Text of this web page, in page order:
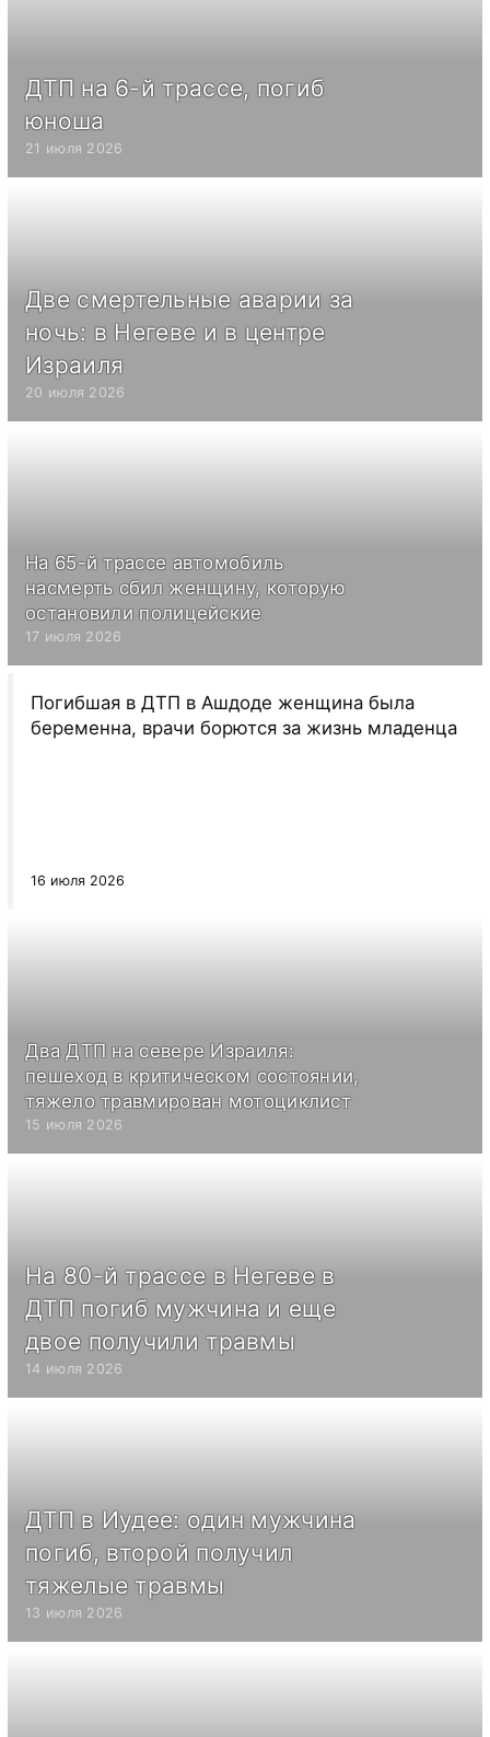
ДТП на 6-й трассе, погиб
юноша
21 июля 2026
Две смертельные аварии за
ночь: в Негеве и в центре
Израиля
20 июля 2026
На 65-й трассе автомобиль
насмерть сбил женщину, которую
остановили полицейские
17 июля 2026
Погибшая в ДТП в Ашдоде женщина была
беременна, врачи борются за жизнь младенца
16 июля 2026
Два ДТП на севере Израиля:
пешеход в критическом состоянии,
тяжело травмирован мотоциклист
15 июля 2026
На 80-й трассе в Негеве в
ДТП погиб мужчина и еще
двое получили травмы
14 июля 2026
ДТП в Иудее: один мужчина
погиб, второй получил
тяжелые травмы
13 июля 2026